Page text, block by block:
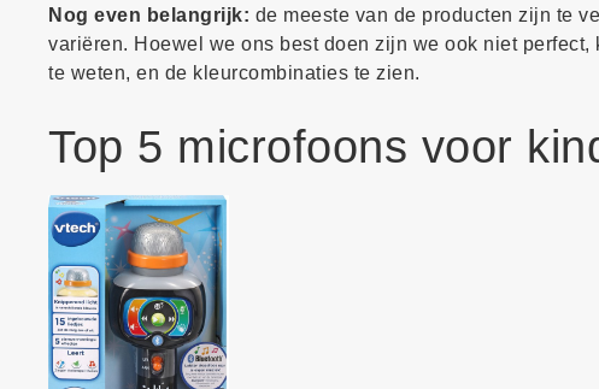
Nog even belangrijk: de meeste van de producten zijn te
variëren. Hoewel we ons best doen zijn we ook niet
te weten, en de kleurcombinaties te zien.
Top 5 microfoons voor